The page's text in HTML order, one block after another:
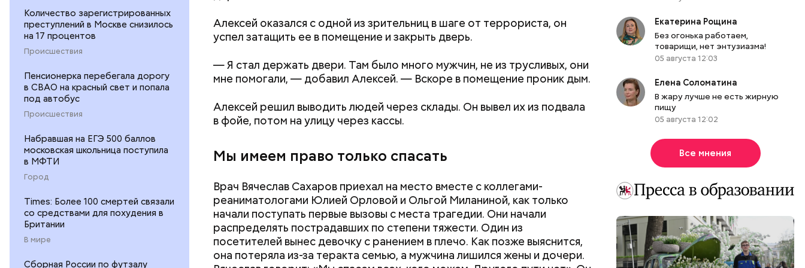
Количество зарегистрированных
преступлений в Москве снизилось
на 17 процентов
Происшествия
Пенсионерка перебегала дорогу
в СВАО на красный свет и попала
под автобус
Происшествия
Набравшая на ЕГЭ 500 баллов
московская школьница поступила
в МФТИ
Город
Times: Более 100 смертей связали
со средствами для похудения в
Британии
В мире
Сборная России по футзалу
Алексей оказался с одной из зрительниц в шаге от террориста, он
успел затащить ее в помещение и закрыть дверь.
— Я стал держать двери. Там было много мужчин, не из трусливых, они
мне помогали, — добавил Алексей. — Вскоре в помещение проник дым.
Алексей решил выводить людей через склады. Он вывел их из подвала
в фойе, потом на улицу через кассы.
Мы имеем право только спасать
Врач Вячеслав Сахаров приехал на место вместе с коллегами-
реаниматологами Юлией Орловой и Ольгой Миланиной, как только
начали поступать первые вызовы с места трагедии. Они начали
распределять пострадавших по степени тяжести. Один из
посетителей вынес девочку с ранением в плечо. Как позже выяснится,
она потеряла из-за теракта семью, а мужчина лишился жены и дочери.
Екатерина Рощина
Без огонька работаем,
товарищи, нет энтузиазма!
05 августа 12:03
Елена Соломатина
В жару лучше не есть жирную
пищу
05 августа 12:02
Все мнения